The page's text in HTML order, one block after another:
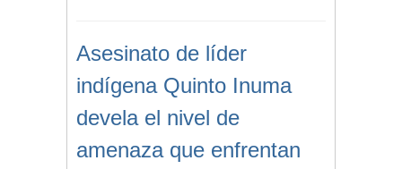
Asesinato de líder
indígena Quinto Inuma
devela el nivel de
amenaza que enfrentan